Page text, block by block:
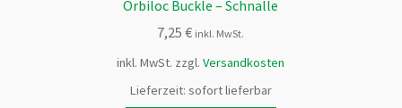
Orbiloc Buckle – Schnalle
7,25€ inkl. MwSt.
inkl. MwSt. zzgl.Versandkosten
Lieferzeit: sofort lieferbar